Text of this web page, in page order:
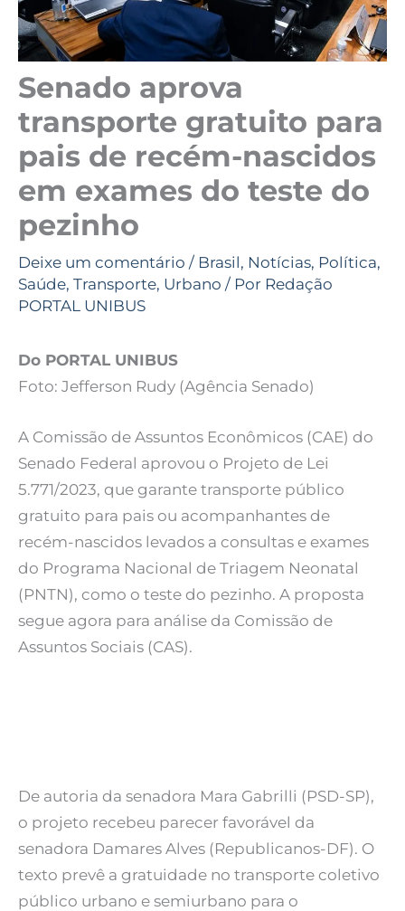
Senado aprova
transporte gratuito para
pais de recém-nascidos
em exames do teste do
pezinho
Deixe um comentário / Brasil, Notícias, Política,
Saúde, Transporte, Urbano / Por Redação
PORTAL UNIBUS
Do PORTAL UNIBUS
Foto: Jefferson Rudy (Agência Senado)
A Comissão de Assuntos Econômicos (CAE) do
Senado Federal aprovou o Projeto de Lei
5.771/2023, que garante transporte público
gratuito para pais ou acompanhantes de
recém-nascidos levados a consultas e exames
do Programa Nacional de Triagem Neonatal
(PNTN), como o teste do pezinho. A proposta
segue agora para análise da Comissão de
Assuntos Sociais (CAS).
De autoria da senadora Mara Gabrilli (PSD-SP),
o projeto recebeu parecer favorável da
senadora Damares Alves (Republicanos-DF). O
texto prevê a gratuidade no transporte coletivo
público urbano e semiurbano para o